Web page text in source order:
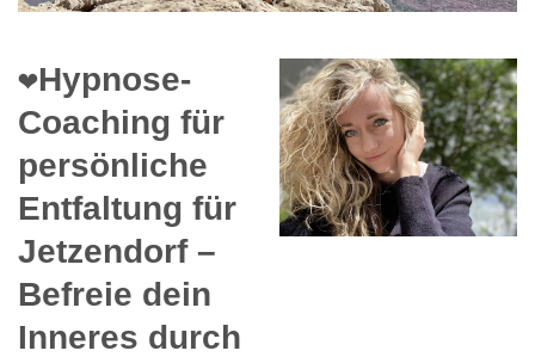
❤️Hypnose-
Coaching für
persönliche
Entfaltung für
Jetzendorf –
Befreie dein
Inneres durch